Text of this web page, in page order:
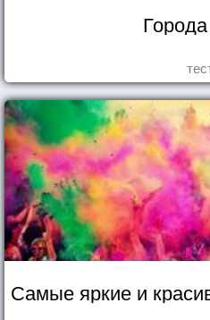
Самые яркие и